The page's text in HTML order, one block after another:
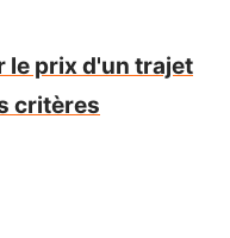
le prix d'un trajet
critères